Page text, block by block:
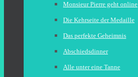
Monsieur Pierre geht online
Die Kehrseite der Medaille
Das perfekte Geheimnis
Abschiedsdinner
Alle unter eine Tanne